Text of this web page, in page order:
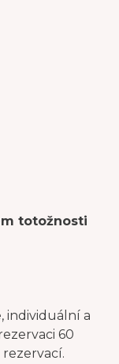
totožnosti
individuální a
60